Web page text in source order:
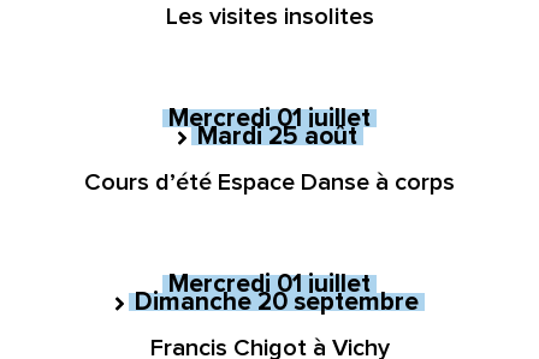
Les visites insolites
Du
Mercredi 01 juillet
au Mardi 25 août
Cours d’été Espace Danse à corps
Du
Mercredi 01 juillet
au Dimanche 20 septembre
Francis Chigot à Vichy